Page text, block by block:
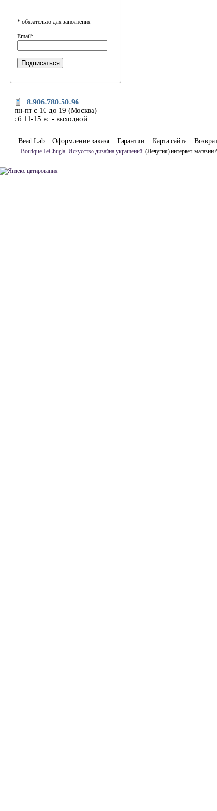
* обязательно для заполнения
Email*
8-906-780-50-96
пн-пт с 10 до 19 (Москва)
сб 11-15 вс - выходной
Bead Lab Оформление заказа Гарантии Карта сайта Возврат
Boutique LeChugia. Искусство дизайна украшений. (Лечугия) интернет-